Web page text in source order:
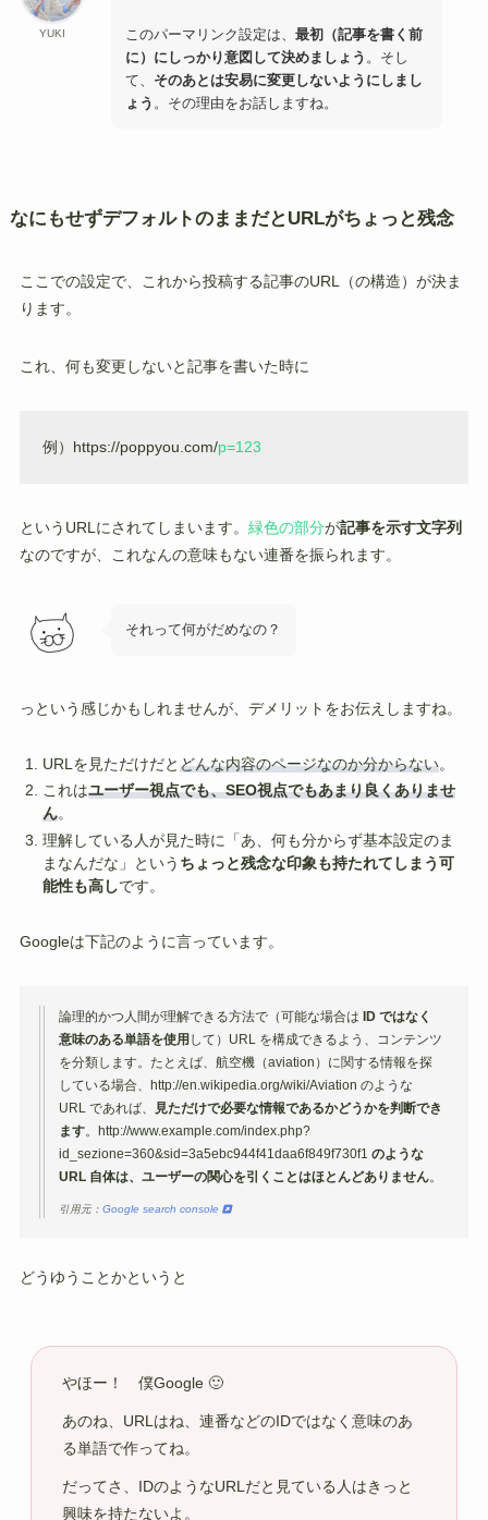
YUKI このパーマリンク設定は、最初（記事を書く前
に）にしっかり意図して決めましょう 。そし
て、 そのあとは安易に変更しないようにしまし
ょう 。その理由をお話しますね。
なにもせずデフォルトのままだとURLがちょっと残念
ここでの設定で、これから投稿する記事のURL（の構造）が決ま
ります。
これ、何も変更しないと記事を書いた時に
例）https://poppyou.com/p=123
というURLにされてしまいます。 緑色の部分が記事を示す文字列
なのですが、これなんの意味もない連番を振られます。
それって何がだめなの？
っという感じかもしれませんが、デメリットをお伝えしますね。
URLを見ただけだとどんな内容のページなのか分からない。
これはユーザー視点でも、SEO視点でもあまり良くありませ
ん。
理解している人が見た時に「あ、何も分からず基本設定のま
まなんだな」という ちょっと残念な印象も持たれてしまう可
能性も高しです。
Googleは下記のように言っています。
論理的かつ人間が理解できる方法で（可能な場合は
ID ではなく
意味のある単語を使用 して）URL を構成できるよう、コンテンツ
を分類します。たとえば、航空機（aviation）に関する情報を探
している場合、http://en.wikipedia.org/wiki/Aviation のような
URL であれば、
見ただけで必要な情報であるかどうかを判断でき
ます。http://www.example.com/index.php?
id_sezione=360&sid=3a5ebc944f41daa6f849f730f1 のような
URL 自体は、ユーザーの関心を引くことはほとんどありません。
引用元： Google search console
どうゆうことかというと
やほー！ 僕Google 🙂
あのね、URLはね、連番などのIDではなく意味のあ
る単語で作ってね。
だってさ、IDのようなURLだと見ている人はきっと
興味を持たないよ。